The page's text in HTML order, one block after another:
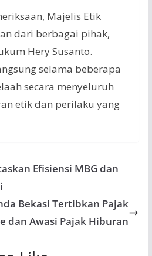
Majelis Etik
dari berbagai pihak,
Hery Susanto.
selama beberapa
secara menyeluruh
etik dan perilaku yang
Efisiensi MBG dan
Bekasi Tertibkan Pajak
dan Awasi Pajak Hiburan